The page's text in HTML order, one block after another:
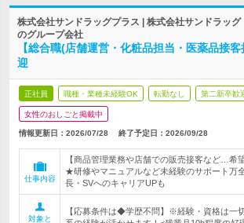
株式会社サンドラッグプラス | 株式会社サンドラッグ
のグループ会社
【総合職(店舗運営・化粧品担当・医薬品接
迎
正社員 職種・業種未経験OK 転勤なし 第二新卒歓
女性のおしごと掲載中
情報更新日：2026/07/28 終了予定日： 2026/09/28
仕事内容
【商品管理業務や店舗での販売接客など…希
★研修やマニュアルなど未経験のサポート万
長・SVへのキャリアUPも
対象と
【応募条件は◆学歴不問】※経験・資格は一